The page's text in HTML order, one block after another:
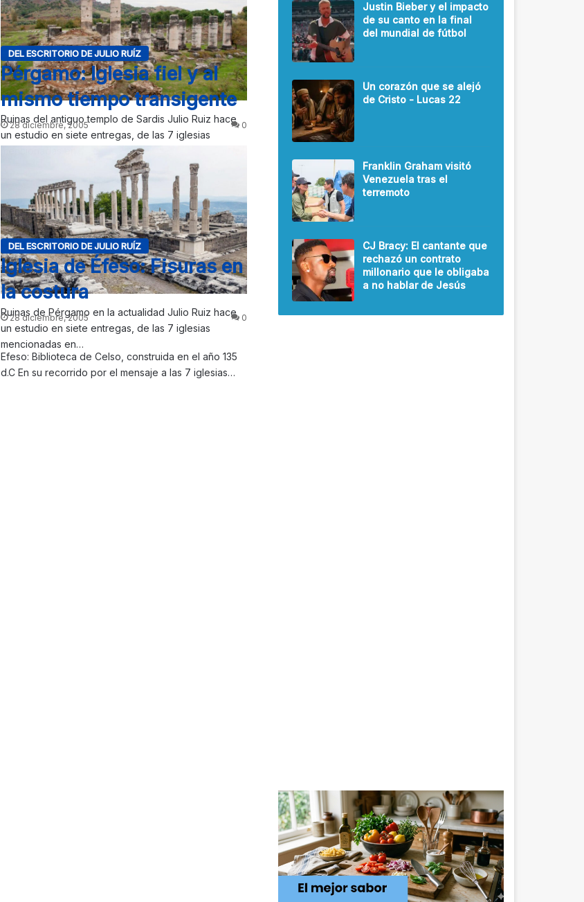
Ruinas del antiguo templo de Sardis Julio Ruiz hace
un estudio en siete entregas, de las 7 iglesias
DEL ESCRITORIO DE JULIO RUÍZ
Pérgamo: Iglesia fiel y al
mismo tiempo transigente
28 diciembre, 2005 0
Ruinas de Pérgamo en la actualidad Julio Ruiz hace
un estudio en siete entregas, de las 7 iglesias
mencionadas en…
DEL ESCRITORIO DE JULIO RUÍZ
Iglesia de Éfeso: Fisuras en
la costura
28 diciembre, 2005 0
Efeso: Biblioteca de Celso, construida en el año 135
d.C En su recorrido por el mensaje a las 7 iglesias…
Justin Bieber y el impacto
de su canto en la final
del mundial de fútbol
Un corazón que se alejó
de Cristo - Lucas 22
Franklin Graham visitó
Venezuela tras el
terremoto
CJ Bracy: El cantante que
rechazó un contrato
millonario que le obligaba
a no hablar de Jesús